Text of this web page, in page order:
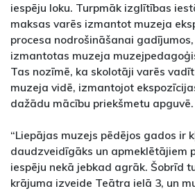
iespēju loku. Turpmāk izglītības
maksas varēs izmantot muzeja
procesa nodrošināšanai
izmantotas muzeja
Tas nozīmē, ka skolotāji varēs
muzeja vidē, izmantojot
dažādu mācību priekšmetu apguvē.
“Liepājas muzejs pēdējos gados ir
daudzveidīgāks un apmeklētājiem
iespēju nekā jebkad agrāk. Šobrīd
krājuma izveide Teātra ielā 3, un